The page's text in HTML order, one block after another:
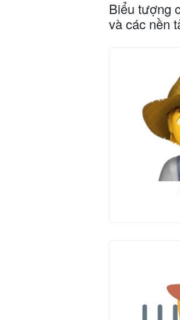
Biểu tượng
và các nền